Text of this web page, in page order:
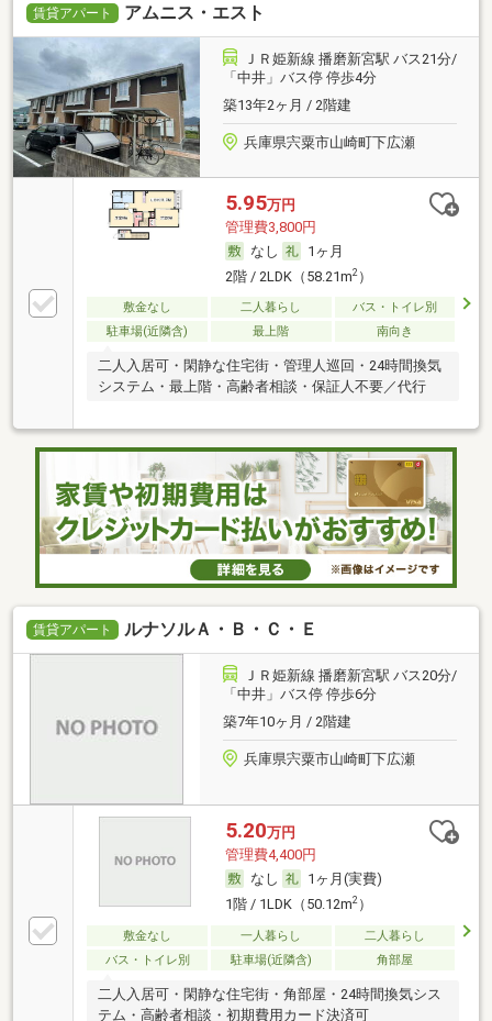
賃貸アパート アムニス・エスト
ＪＲ姫新線 播磨新宮駅 バス21分/
「中井」バス停 停歩4分
築13年2ヶ月 / 2階建
兵庫県宍粟市山崎町下広瀬
5.95万円
管理費3,800円
なし
1ヶ月
2階 / 2LDK（58.21m2）
敷金なし 二人暮らし
バス・トイレ別
駐車場(近隣含)
最上階 南向き
二人入居可・閑静な住宅街・管理人巡回・24時間換気
システム・最上階・高齢者相談・保証人不要／代行
賃貸アパート ルナソルＡ・Ｂ・Ｃ・Ｅ
ＪＲ姫新線 播磨新宮駅 バス20分/
「中井」バス停 停歩6分
築7年10ヶ月 / 2階建
兵庫県宍粟市山崎町下広瀬
5.20万円
管理費4,400円
なし
1ヶ月(実費)
1階 / 1LDK（50.12m2）
敷金なし 一人暮らし
二人暮らし
バス・トイレ別
駐車場(近隣含) 角部屋
二人入居可・閑静な住宅街・角部屋・24時間換気シス
テム・高齢者相談・初期費用カード決済可